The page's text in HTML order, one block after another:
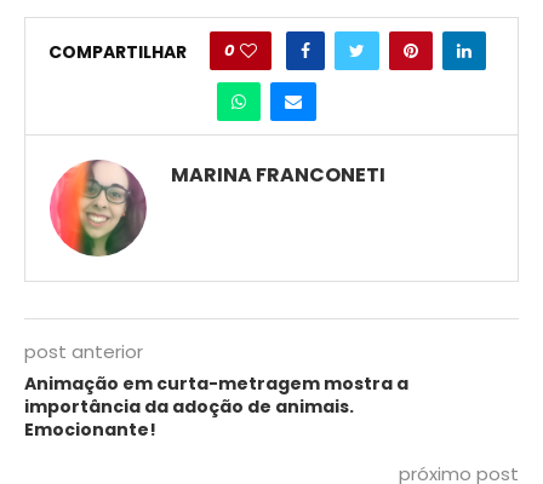
COMPARTILHAR 0
MARINA FRANCONETI
post anterior
Animação em curta-metragem mostra a
importância da adoção de animais.
Emocionante!
próximo post